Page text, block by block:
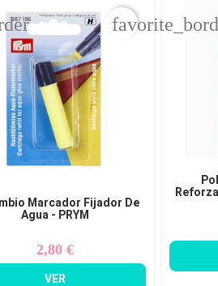
Marcador Fijador De
Agua - PRYM
Precio
2,80 €
VER